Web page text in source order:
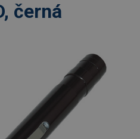
černá